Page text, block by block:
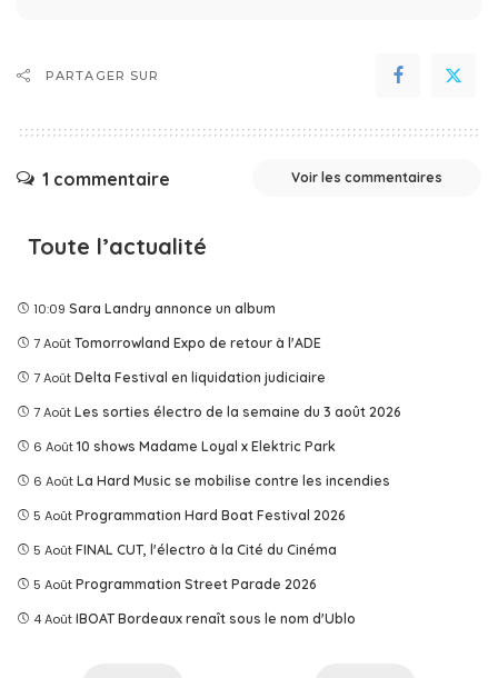
PARTAGER SUR
1 commentaire Voir les commentaires
Toute l’actualité
10:09 Sara Landry annonce un album
7 Août Tomorrowland Expo de retour à l'ADE
7 Août Delta Festival en liquidation judiciaire
7 Août Les sorties électro de la semaine du 3 août 2026
6 Août 10 shows Madame Loyal x Elektric Park
6 Août La Hard Music se mobilise contre les incendies
5 Août Programmation Hard Boat Festival 2026
5 Août FINAL CUT, l'électro à la Cité du Cinéma
5 Août Programmation Street Parade 2026
4 Août IBOAT Bordeaux renaît sous le nom d'Ublo